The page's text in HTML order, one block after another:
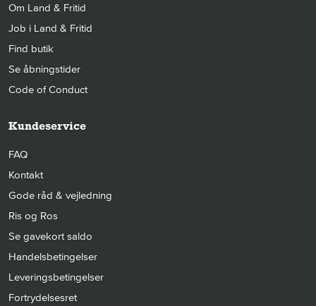
Om Land & Fritid
Job i Land & Fritid
Find butik
Se åbningstider
Code of Conduct
Kundeservice
FAQ
Kontakt
Gode råd & vejledning
Ris og Ros
Se gavekort saldo
Handelsbetingelser
Leveringsbetingelser
Fortrydelsesret